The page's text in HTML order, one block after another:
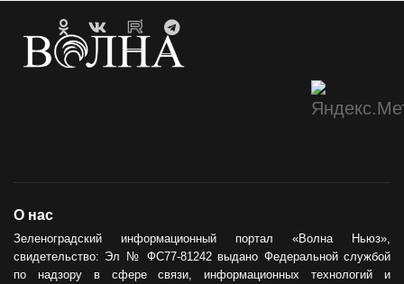
О нас
Зеленоградский информационный портал «Волна Ньюз»,
свидетельство: Эл № ФС77-81242 выдано Федеральной службой
по надзору в сфере связи, информационных технологий и